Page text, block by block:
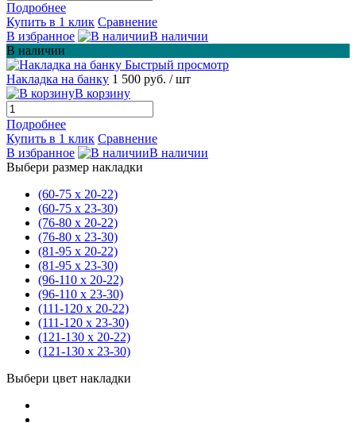
Подробнее
Купить в 1 клик Сравнение
В избранное
В наличии
В наличии
Быстрый просмотр
Накладка на банку 1 500 руб. / шт
В корзину
Подробнее
Купить в 1 клик Сравнение
В избранное
В наличии
Выбери размер накладки
(60-75 х 20-22)
(60-75 х 23-30)
(76-80 х 20-22)
(76-80 х 23-30)
(81-95 х 20-22)
(81-95 х 23-30)
(96-110 х 20-22)
(96-110 х 23-30)
(111-120 х 20-22)
(111-120 х 23-30)
(121-130 х 20-22)
(121-130 х 23-30)
Выбери цвет накладки